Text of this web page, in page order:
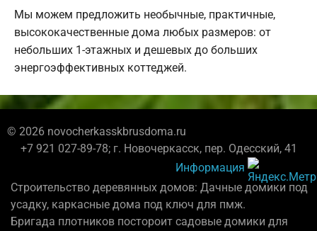
Мы можем предложить необычные, практичные,
высококачественные дома любых размеров: от
небольших 1-этажных и дешевых до больших
энергоэффективных коттеджей.
© 2026 novocherkasskbrusdoma.ru
+7 921 027-89-78; г. Новочеркасск, пер. Одесский, 41
Информация
Строительство деревянных домов: Дачные домики под
усадку, каркасные дома под ключ для пмж.
Бригада плотников постороит садовые домики для